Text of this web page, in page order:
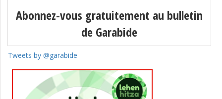
Abonnez-vous gratuitement au bulletin
de Garabide
Tweets by @garabide